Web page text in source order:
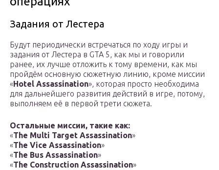
Задания от Лестера
Будут периодически встречаться по ходу игры и
задания от Лестера в GTA 5, как мы и говорили
ранее, их лучше отложить к тому времени, как мы
пройдём основную сюжетную линию, кроме миссии
«Hotel Assassination», которая просто необходима
для дальнейшего развития действий в игре, потому,
выполняем её в первой трети сюжета.
Остальные миссии, такие как:
«The Multi Target Assassination»
«The Vice Assassination»
«The Bus Assassination»
«The Construction Assassination»